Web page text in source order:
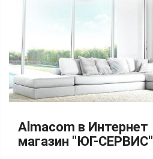
Almacom в Интернет
магазин "ЮГ-СЕРВИС"